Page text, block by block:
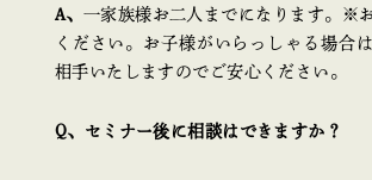
A、 一家族様お二人までになります。※
ください。お子様がいらっしゃる場合
相手いたしますのでご安心ください。
Q、セミナー後に相談はできますか？